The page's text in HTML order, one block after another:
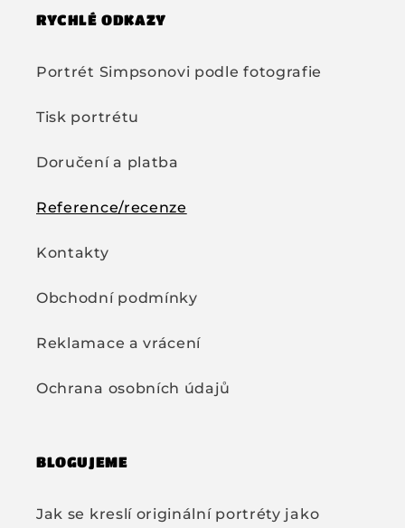
RYCHLÉ ODKAZY
Portrét Simpsonovi podle fotografie
Tisk portrétu
Doručení a platba
Reference/recenze
Kontakty
Obchodní podmínky
Reklamace a vrácení
Ochrana osobních údajů
BLOGUJEME
Jak se kreslí originální portréty jako